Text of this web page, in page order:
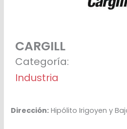
CARGILL
Categoría:
Industria
Dirección: Hipólito Irigoyen y